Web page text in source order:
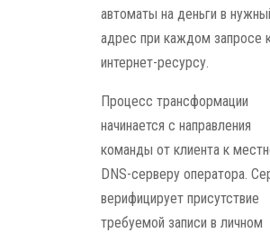
автоматы на деньги в
адрес при каждом запросе
интернет-ресурсу.
Процесс трансформации
начинается с направления
команды от клиента к
DNS-серверу оператора.
верифицирует присутствие
требуемой записи в личном